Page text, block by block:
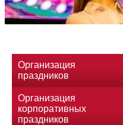
Организация
праздников
Организация
корпоративных
праздников